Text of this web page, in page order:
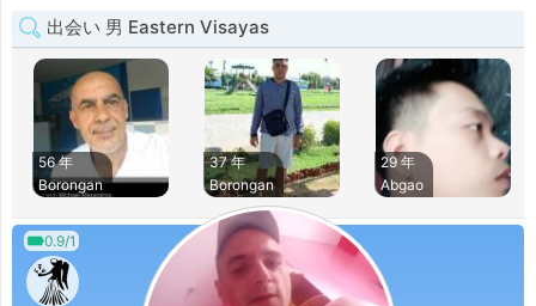
出会い 男 Eastern Visayas
56 年
Borongan
37 年
Borongan
29 年
Abgao
0.9/1